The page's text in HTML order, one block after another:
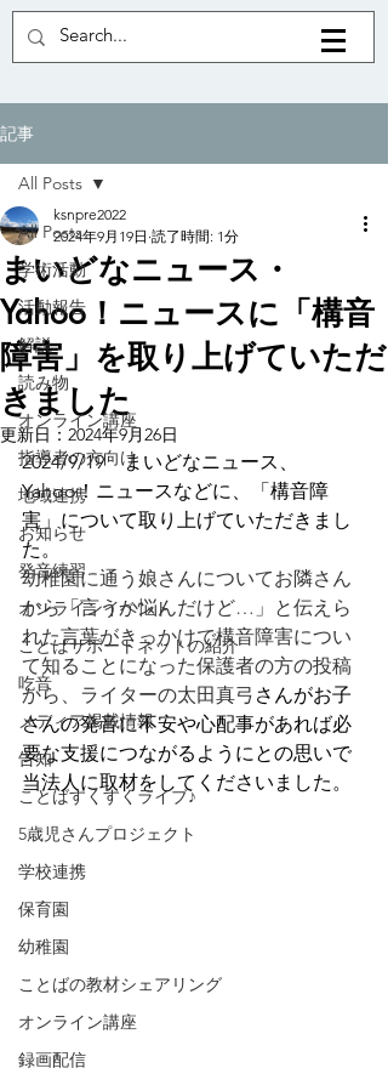
記事
All Posts
学術活動
活動報告
解説
読み物
オンライン講座
指導者の方向け
地域連携
お知らせ
発音練習
オンラインイベント
ことばサポートネットの紹介
吃音
メディア掲載情報
告知
ことばすくすくライブ♪
5歳児さんプロジェクト
学校連携
保育園
幼稚園
ことばの教材シェアリング
オンライン講座
録画配信
All Posts
まいどなニュース・
Yahoo！ニュースに「構音
障害」を取り上げていただ
きました
ksnpre2022
2024年9月19日 読了時間: 1分
更新日： 2024年9月26日
2024/9/19　まいどなニュース、
Yahoo！ニュースなどに、「構音障
害」について取り上げていただきまし
た。
幼稚園に通う娘さんについてお隣さん
から「言うか悩んだけど…」と伝えら
れた言葉がきっかけで構音障害につい
て知ることになった保護者の方の投稿
から、ライターの太田真弓 さんがお子
さんの発音に不安や心配事があれば必
要な支援につながるようにとの思いで
当法人に取材をしてくださいました。